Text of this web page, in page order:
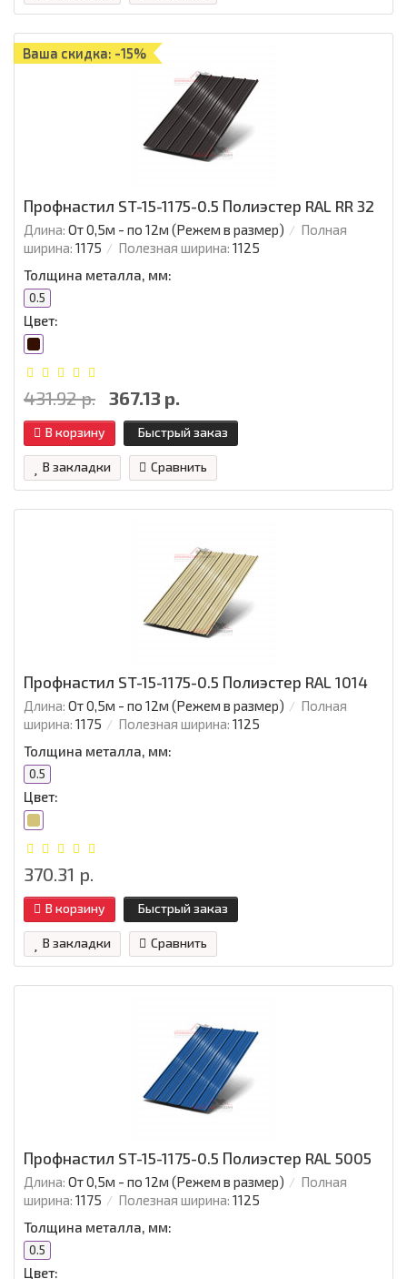
Ваша скидка: -15%
Профнастил ST-15-1175-0.5 Полиэстер RAL RR 32
Длина: От 0,5м - по 12м (Режем в размер)
Полная
ширина: 1175 Полезная ширина: 1125
Толщина металла, мм:
0.5
Цвет:
431.92 р. 367.13 р.
В корзину Быстрый заказ
В закладки Сравнить
Профнастил ST-15-1175-0.5 Полиэстер RAL 1014
Длина: От 0,5м - по 12м (Режем в размер)
Полная
ширина: 1175 Полезная ширина: 1125
Толщина металла, мм:
0.5
Цвет:
370.31 р.
В корзину Быстрый заказ
В закладки Сравнить
Профнастил ST-15-1175-0.5 Полиэстер RAL 5005
Длина: От 0,5м - по 12м (Режем в размер)
Полная
ширина: 1175 Полезная ширина: 1125
Толщина металла, мм:
0.5
Цвет: